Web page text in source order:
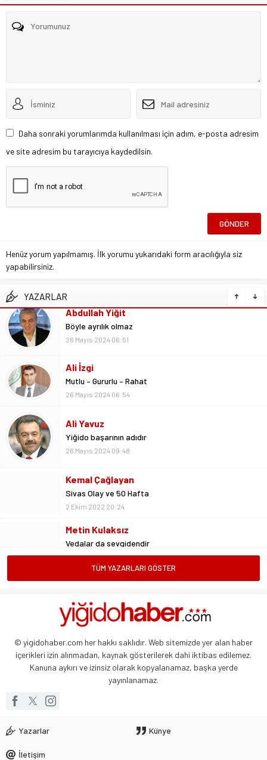
Daha sonraki yorumlarımda kullanılması için adım, e-posta adresim
ve site adresim bu tarayıcıya kaydedilsin.
Henüz yorum yapılmamış. İlk yorumu yukarıdaki form aracılığıyla siz
yapabilirsiniz.
YAZARLAR
Ali İzgi
Mutlu – Gururlu – Rahat
Ali Yavuz
Kemal Çağlayan
Sivas Olay ve 50 Hafta
Metin Kulaksız
Vedalar da sevgidendir
26 Mayıs 2024 06:53
Mustafa Ateş
“Biz ligde kalacağız”
Böyle ayrılık olmaz
26 Mayıs 2024 06:51
TÜM YAZARLARI GÖSTER
© yigidohaber.com her hakkı saklıdır. Web sitemizde yer alan haber
içerikleri izin alınmadan, kaynak gösterilerek dahi iktibas edilemez.
Kanuna aykırı ve izinsiz olarak kopyalanamaz, başka yerde
yayınlanamaz.
Yazarlar Künye
İletişim